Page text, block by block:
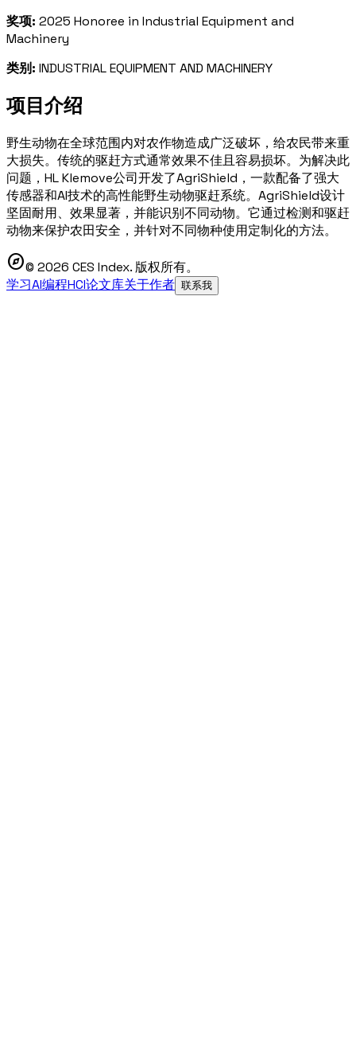
奖项: 2025 Honoree in Industrial Equipment and
Machinery
类别: INDUSTRIAL EQUIPMENT AND MACHINERY
项目介绍
野生动物在全球范围内对农作物造成广泛破坏，给农民带来重
大损失。传统的驱赶方式通常效果不佳且容易损坏。为解决此
问题，HL Klemove公司开发了AgriShield，一款配备了强大
传感器和AI技术的高性能野生动物驱赶系统。AgriShield设计
坚固耐用、效果显著，并能识别不同动物。它通过检测和驱赶
动物来保护农田安全，并针对不同物种使用定制化的方法。
explore© 2026 CES Index. 版权所有。
学习AI编程HCI论文库关于作者 联系我